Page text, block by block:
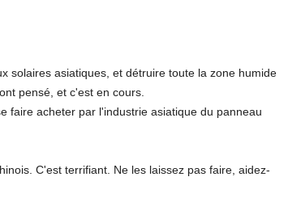
solaires asiatiques, et détruire toute la zone humide
pensé, et c'est en cours.
faire acheter par l'industrie asiatique du panneau
C'est terrifiant. Ne les laissez pas faire, aidez-